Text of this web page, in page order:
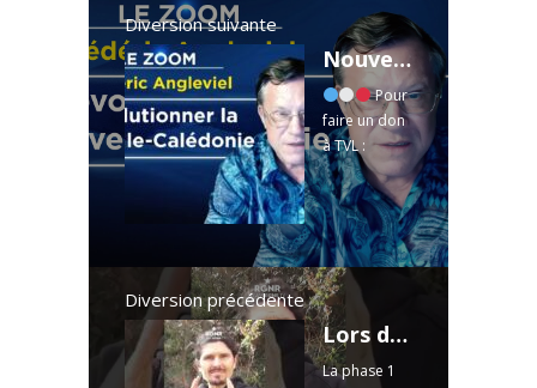
Diversion suivante
Nouvelle-Calédonie : une indépendance inéluctable ? - Le Zoom - Frédéric Angleviel - TVL
Pour
faire un don
à TVL :
https://tvlibe
rtes.faites-
un-don.com/
Pour vous
procurer
"Nouvelle-
Calédonie
2025: Après
la crise
Diversion précédente
Lors de son activité de détoxification, le foie peut produire des produits plus toxiques
La phase 1